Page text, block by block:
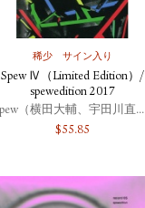
稀少 サイン入り
Spew Ⅳ（Limited Edition）/
spewedition 2017
Spew（横田大輔、宇田川直寛、北川浩司）
$55.85